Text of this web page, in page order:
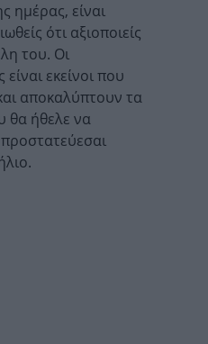
ημέρας, είναι
ότι αξιοποιείς
του. Οι
εκείνοι που
αποκαλύπτουν τα
θα ήθελε να